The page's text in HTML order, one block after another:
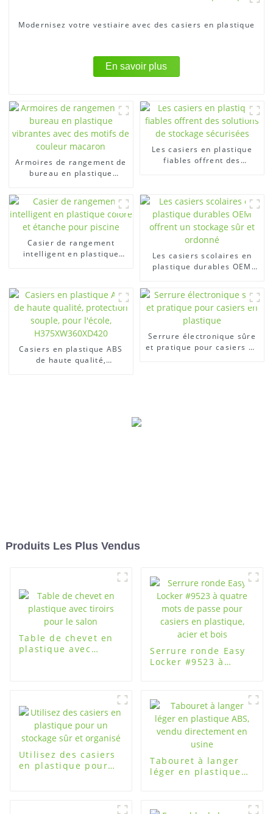
Modernisez votre vestiaire avec des casiers en plastique
En savoir plus
Armoires de rangement de
bureau en plastique
Les casiers en plastique
fiables offrent des
Casier de rangement
intelligent en plastique
Les casiers scolaires en
plastique durables OEM
Casiers en plastique ABS
de haute qualité,
Serrure électronique sûre
et pratique pour casiers en
Produits Les Plus Vendus
Table de chevet en
plastique avec
Serrure ronde Easy
Locker #9523 à
et bois
Utilisez des casiers
en plastique pour
Tabouret à langer
léger en plastique